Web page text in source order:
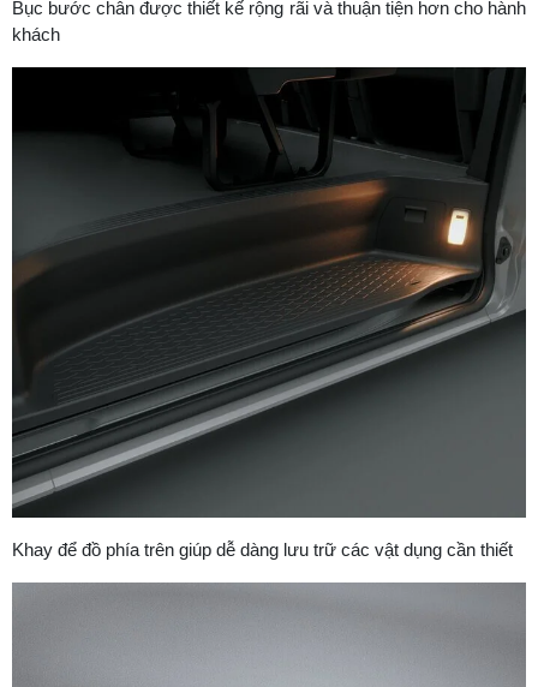
Bục bước chân được thiết kế rộng rãi và thuận tiện hơn cho hành
khách
Khay để đồ phía trên giúp dễ dàng lưu trữ các vật dụng cần thiết